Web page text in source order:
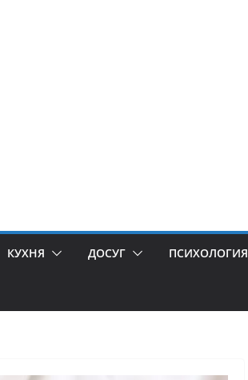
КУХНЯ ДОСУГ ПСИХОЛОГИЯ